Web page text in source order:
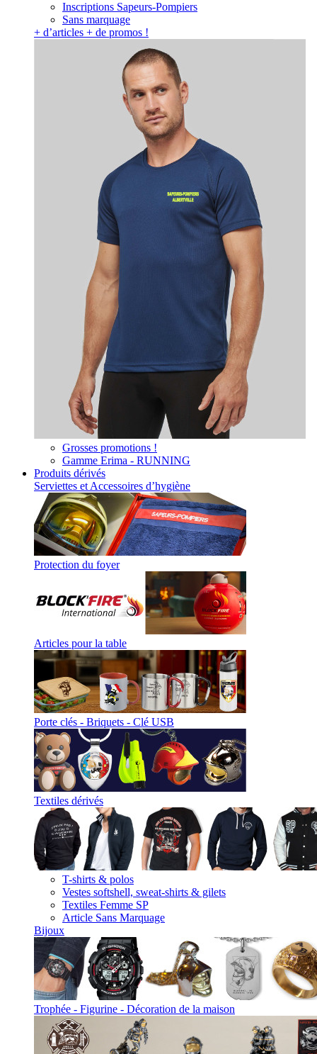
Inscriptions Sapeurs-Pompiers
Sans marquage
+ d’articles + de promos !
Grosses promotions !
Gamme Erima - RUNNING
Produits dérivés
Serviettes et Accessoires d’hygiène
Protection du foyer
Articles pour la table
Porte clés - Briquets - Clé USB
Textiles dérivés
T-shirts & polos
Vestes softshell, sweat-shirts & gilets
Textiles Femme SP
Article Sans Marquage
Bijoux
Trophée - Figurine - Décoration de la maison